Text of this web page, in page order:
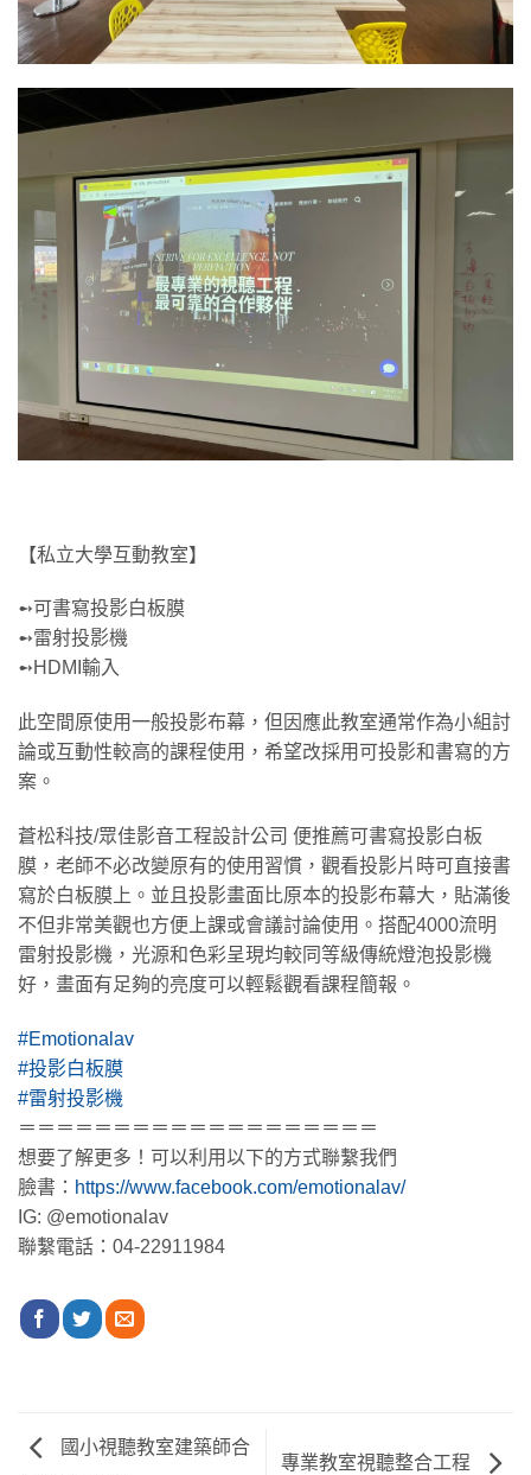
【私立大學互動教室】
➻可書寫投影白板膜
➻雷射投影機
➻HDMI輸入
此空間原使用一般投影布幕，但因應此教室通常作為小組討
論或互動性較高的課程使用，希望改採用可投影和書寫的方
案。
蒼松科技/眾佳影音工程設計公司 便推薦可書寫投影白板
膜，老師不必改變原有的使用習慣，觀看投影片時可直接書
寫於白板膜上。並且投影畫面比原本的投影布幕大，貼滿後
不但非常美觀也方便上課或會議討論使用。搭配4000流明
雷射投影機，光源和色彩呈現均較同等級傳統燈泡投影機
好，畫面有足夠的亮度可以輕鬆觀看課程簡報。
#Emotionalav
#投影白板膜
#雷射投影機
＝＝＝＝＝＝＝＝＝＝＝＝＝＝＝＝＝＝＝
想要了解更多！可以利用以下的方式聯繫我們
臉書： https://www.facebook.com/emotionalav/
IG: @emotionalav
聯繫電話：04-22911984
國小視聽教室建築師合
專業教室視聽整合工程